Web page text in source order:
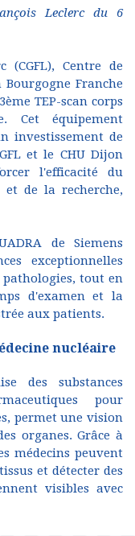
Leclerc du 6
(CGFL), Centre de
Franche
TEP-scan corps
Cet équipement
investissement de
et le CHU Dijon
l'efficacité du
de la recherche,
de Siemens
exceptionnelles
tout en
d'examen et la
aux patients.
nucléaire
des substances
pour
permet une vision
organes. Grâce à
médecins peuvent
et détecter des
visibles avec